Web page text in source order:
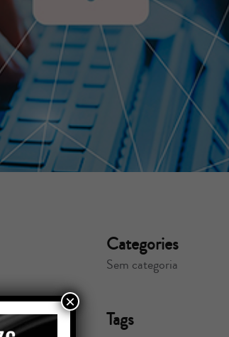
Categories
Sem categoria
Tags
×